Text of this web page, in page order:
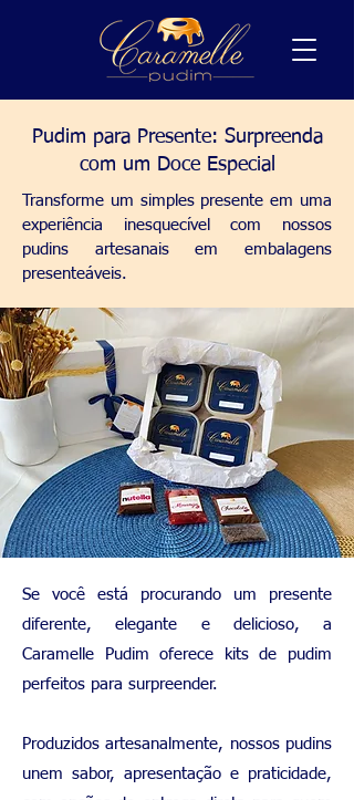
Pudim para Presente: Surpreenda
com um Doce Especial
Transforme um simples presente em uma
experiência inesquecível com nossos
pudins artesanais em embalagens
presenteáveis.
Se você está procurando um presente
diferente, elegante e delicioso, a
Caramelle Pudim oferece kits de pudim
perfeitos para surpreender.
Produzidos artesanalmente, nossos pudins
unem sabor, apresentação e praticidade,